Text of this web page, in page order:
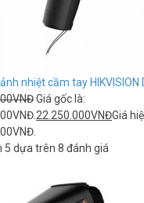
nhiệt cầm tay HIKVISION
VNĐGiá gốc là:
22.250.000VNĐGiá
5 dựa trên 8 đánh giá